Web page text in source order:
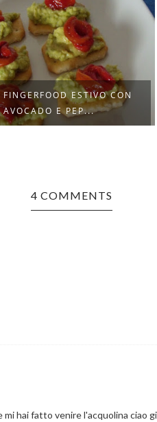
FINGERFOOD ESTIVO CON
AVOCADO E PEP...
4 COMMENTS
hai fatto venire l'acquolina ciao